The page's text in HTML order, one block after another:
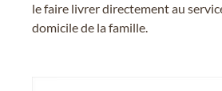
le faire livrer directement au
domicile de la famille.